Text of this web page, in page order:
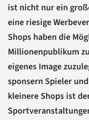
ist nicht nur ein
eine riesige
Shops haben die
Millionenpublikum
eigenes Image
sponsern Spieler
kleinere Shops ist